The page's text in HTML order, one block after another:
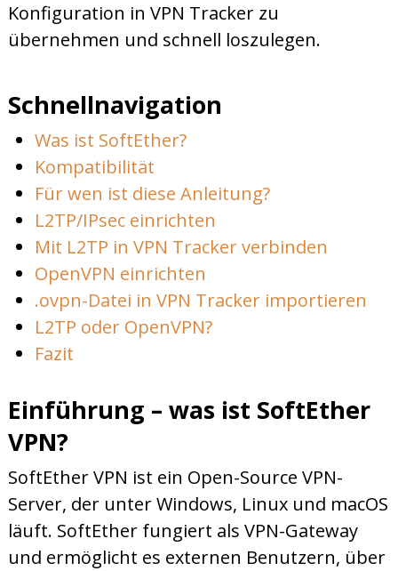
Konfiguration in VPN Tracker zu
übernehmen und schnell loszulegen.
Schnellnavigation
Was ist SoftEther?
Kompatibilität
Für wen ist diese Anleitung?
L2TP/IPsec einrichten
Mit L2TP in VPN Tracker verbinden
OpenVPN einrichten
.ovpn-Datei in VPN Tracker importieren
L2TP oder OpenVPN?
Fazit
Einführung – was ist SoftEther
VPN?
SoftEther VPN ist ein Open-Source VPN-
Server, der unter Windows, Linux und macOS
läuft. SoftEther fungiert als VPN-Gateway
und ermöglicht es externen Benutzern, über